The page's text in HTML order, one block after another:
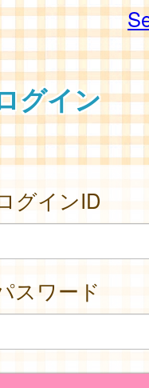
グイン
グインID
スワード